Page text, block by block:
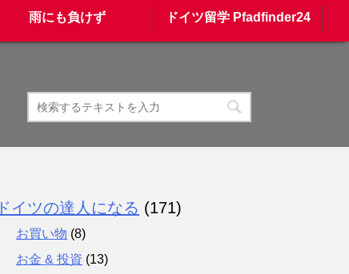
雨にも負けず ドイツ留学 Pfadfinder24
ドイツの達人になる (171)
お買い物 (8)
お金 & 投資 (13)